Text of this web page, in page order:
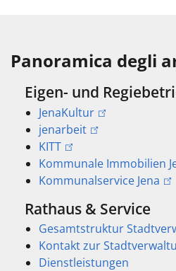
Panoramica degli
Eigen- und
JenaKultur
jenarbeit
KITT
Kommunale Immobilien
Kommunalservice Jena
Rathaus & Service
Gesamtstruktur
Kontakt zur
Dienstleistungen